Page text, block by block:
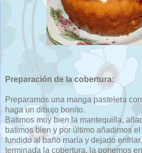
Preparación de la cobertura:
Preparamos una manga pastelera
haga un dibujo bonito.
Batimos muy bien la mantequilla,
batimos bien y por último añadimos
fundido al baño maría y dejado
terminada la cobertura, la ponemos